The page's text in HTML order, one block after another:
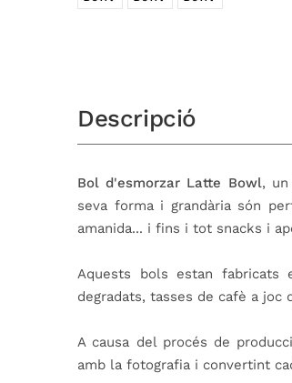
Descripció
Bol d'esmorzar Latte Bowl, un
seva forma i grandària són
amanida... i fins i tot snacks i
Aquests bols estan fabricats
degradats, tasses de cafè a joc
A causa del procés de
amb la fotografia i convertint